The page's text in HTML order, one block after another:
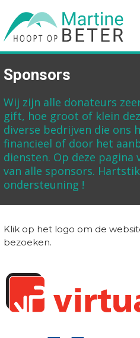
Sponsors
Wij zijn alle donateurs
gift, hoe groot of klein
diverse bedrijven die ons
financieel of door het
diensten. Op deze pagina
van alle sponsors.
ondersteuning !
Klik op het logo om de
bezoeken.